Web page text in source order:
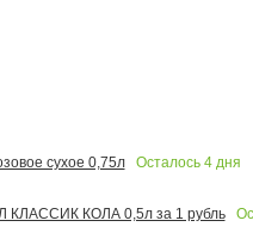
сухое 0,75л Осталось 4дня
КОЛА 0,5л за 1 рубль